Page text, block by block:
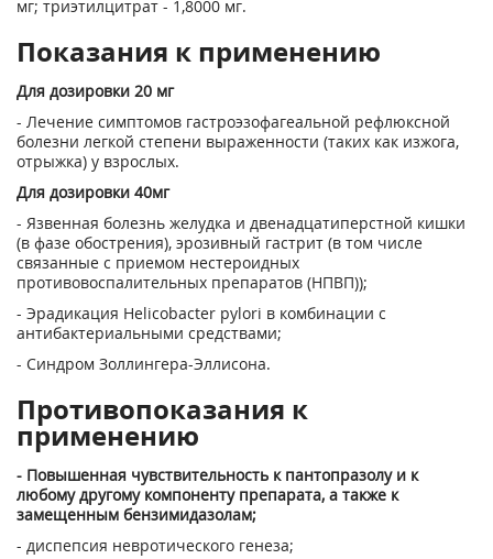
мг; триэтилцитрат - 1,8000 мг.
Показания к применению
Для дозировки 20 мг
- Лечение симптомов гастроэзофагеальной рефлюксной
болезни легкой степени выраженности (таких как изжога,
отрыжка) у взрослых.
Для дозировки 40мг
- Язвенная болезнь желудка и двенадцатиперстной кишки
(в фазе обострения), эрозивный гастрит (в том числе
связанные с приемом нестероидных
противовоспалительных препаратов (НПВП));
- Эрадикация Helicobacter pylori в комбинации с
антибактериальными средствами;
- Синдром Золлингера-Эллисона.
Противопоказания к
применению
- Повышенная чувствительность к пантопразолу и к
любому другому компоненту препарата, а также к
замещенным бензимидазолам;
- диспепсия невротического генеза;